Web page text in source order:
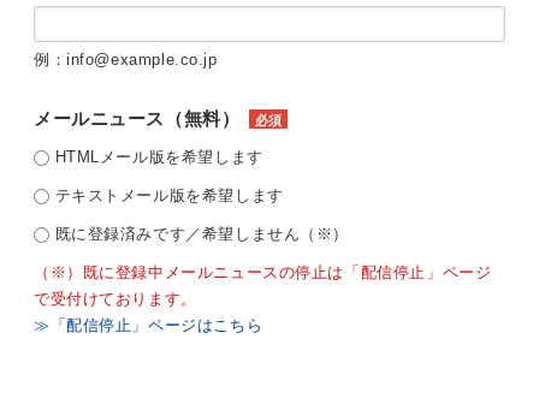
例：info@example.co.jp
メールニュース（無料） 必須
HTMLメール版を希望します
テキストメール版を希望します
既に登録済みです／希望しません（※）
（※）既に登録中メールニュースの停止は「配信停止」ページ
で受付けております。
≫「配信停止」ページはこちら